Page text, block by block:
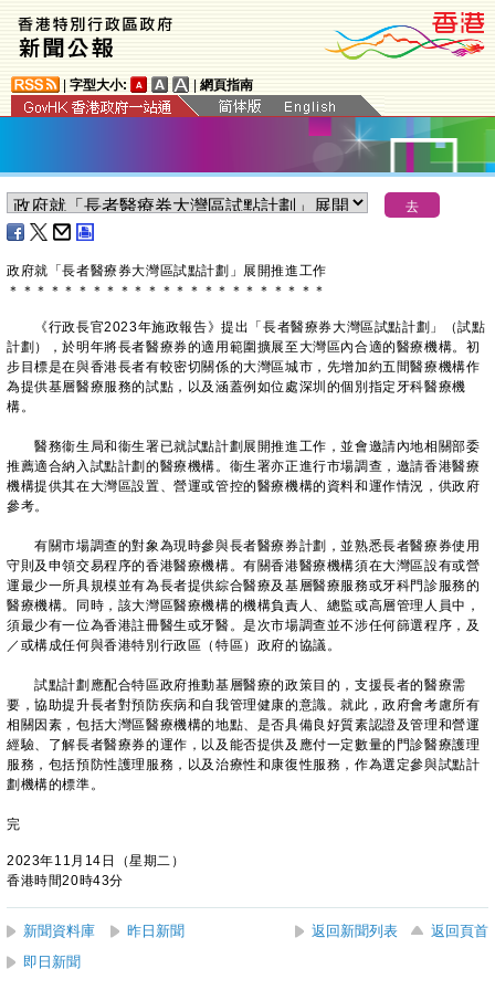
字型大小: 網頁指南
政府就「長者醫療券大灣區試點計劃」展開推進工作
＊ ＊ ＊ ＊ ＊ ＊ ＊ ＊ ＊ ＊ ＊ ＊ ＊ ＊ ＊ ＊ ＊ ＊ ＊ ＊ ＊ ＊ ＊
《行政長官2023年施政報告》提出「長者醫療券大灣區試點計劃」（試點
計劃），於明年將長者醫療券的適用範圍擴展至大灣區內合適的醫療機構。初
步目標是在與香港長者有較密切關係的大灣區城市，先增加約五間醫療機構作
為提供基層醫療服務的試點，以及涵蓋例如位處深圳的個別指定牙科醫療機
構。
醫務衞生局和衞生署已就試點計劃展開推進工作，並會邀請內地相關部委
推薦適合納入試點計劃的醫療機構。衞生署亦正進行市場調查，邀請香港醫療
機構提供其在大灣區設置、營運或管控的醫療機構的資料和運作情況，供政府
參考。
有關市場調查的對象為現時參與長者醫療券計劃，並熟悉長者醫療券使用
守則及申領交易程序的香港醫療機構。有關香港醫療機構須在大灣區設有或營
運最少一所具規模並有為長者提供綜合醫療及基層醫療服務或牙科門診服務的
醫療機構。同時，該大灣區醫療機構的機構負責人、總監或高層管理人員中，
須最少有一位為香港註冊醫生或牙醫。是次市場調查並不涉任何篩選程序，及
／或構成任何與香港特別行政區（特區）政府的協議。
試點計劃應配合特區政府推動基層醫療的政策目的，支援長者的醫療需
要，協助提升長者對預防疾病和自我管理健康的意識。就此，政府會考慮所有
相關因素，包括大灣區醫療機構的地點、是否具備良好質素認證及管理和營運
經驗、了解長者醫療券的運作，以及能否提供及應付一定數量的門診醫療護理
服務，包括預防性護理服務，以及治療性和康復性服務，作為選定參與試點計
劃機構的標準。
完
2023年11月14日（星期二）
香港時間20時43分
新聞資料庫 昨日新聞 返回新聞列表
返回頁首
即日新聞